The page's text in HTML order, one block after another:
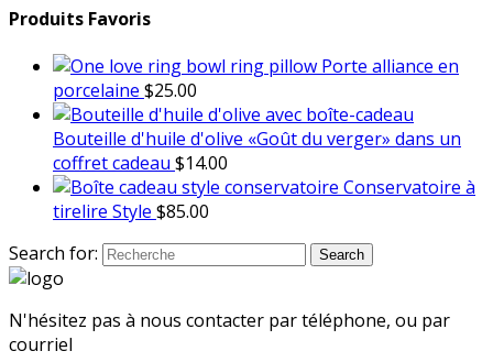
Produits Favoris
Porte alliance en
porcelaine $25.00
Bouteille d'huile d'olive «Goût du verger» dans un
coffret cadeau $14.00
Conservatoire à
tirelire Style $85.00
Search for:
Search
N'hésitez pas à nous contacter par téléphone, ou par
courriel